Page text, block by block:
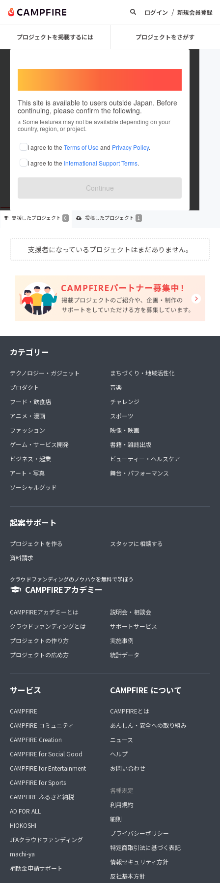
ログイン / 新規会員登録
プロジェクトを掲載するには プロジェクトをさがす
This site is available to users outside Japan. Before
continuing, please confirm the following.
※ Some features may not be available depending on your
country, region, or project.
I agree to the Terms of Use and Privacy Policy.
I agree to the International Support Terms.
Continue
mitsukan0604
これまでに1件のプロジェクトを投稿しています
在住国：未設定
出身国：未設定
支援したプロジェクト 0 投稿したプロジェクト 1
支援者になっているプロジェクトはまだありません。
カテゴリー
テクノロジー・ガジェット
プロダクト
フード・飲食店
アニメ・漫画
ファッション
ゲーム・サービス開発
ビジネス・起業
アート・写真
ソーシャルグッド
まちづくり・地域活性化
音楽
チャレンジ
スポーツ
映像・映画
書籍・雑誌出版
ビューティー・ヘルスケア
舞台・パフォーマンス
起案サポート
プロジェクトを作る
資料請求
スタッフに相談する
クラウドファンディングのノウハウを無料で学ぼう
CAMPFIREアカデミー
CAMPFIREアカデミーとは
クラウドファンディングとは
プロジェクトの作り方
プロジェクトの広め方
説明会・相談会
サポートサービス
実施事例
統計データ
サービス
CAMPFIRE
CAMPFIRE コミュニティ
CAMPFIRE Creation
CAMPFIRE for Social Good
CAMPFIRE for Entertainment
CAMPFIRE for Sports
CAMPFIRE ふるさと納税
AD FOR ALL
HIOKOSHI
JFAクラウドファンディング
machi-ya
補助金申請サポート
CAMPFIRE について
CAMPFIREとは
あんしん・安全への取り組み
ニュース
ヘルプ
お問い合わせ
各種規定
利用規約
細則
プライバシーポリシー
特定商取引法に基づく表記
情報セキュリティ方針
反社基本方針